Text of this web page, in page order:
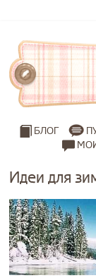
БЛОГ
Идеи для